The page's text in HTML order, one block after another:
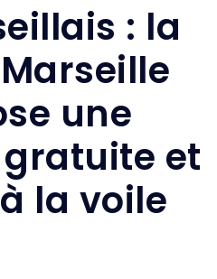
: la
une
et
la voile